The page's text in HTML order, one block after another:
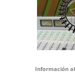
Información